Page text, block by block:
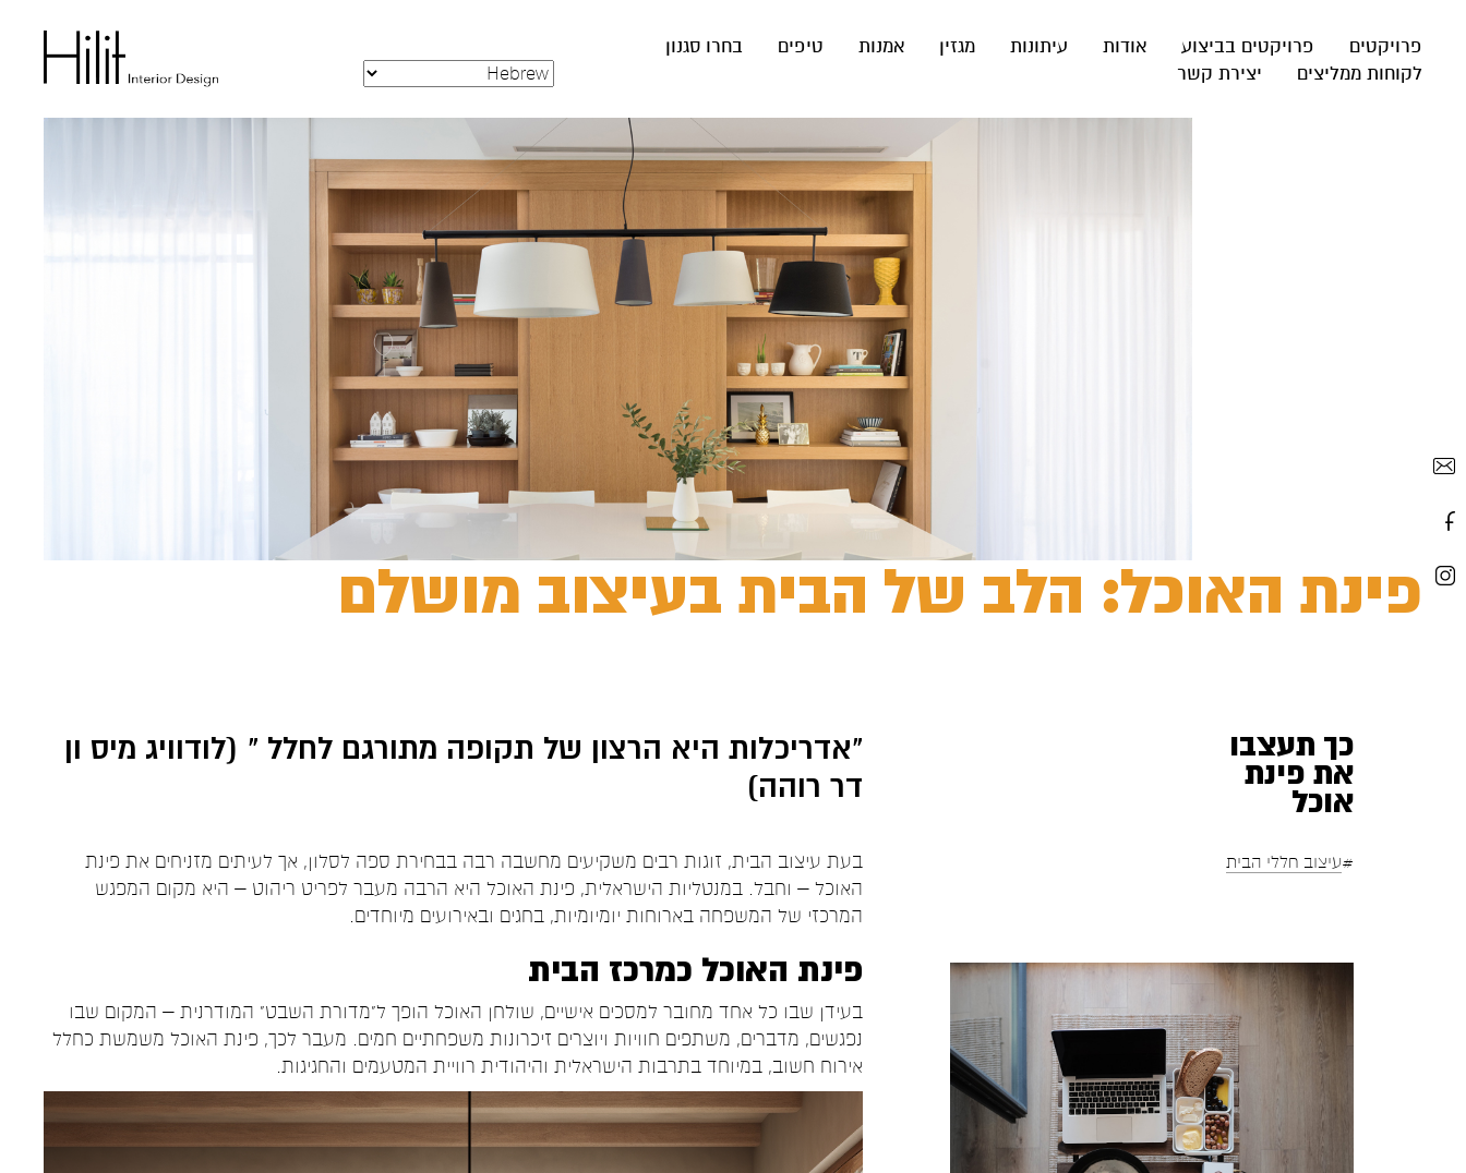
פרויקטים פרויקטים בביצוע אודות עיתונות מגזין אמנות טיפים
בחרו סגנון
לקוחות ממליצים
יצירת קשר
פינת האוכל: הלב של הבית בעיצוב מושלם
כך תעצבו
את פינת
אוכל
#עיצוב חללי הבית
"אדריכלות היא הרצון של תקופה מתורגם לחלל " (לודוויג מיס ון
דר רוהה)
בעת עיצוב הבית, זוגות רבים משקיעים מחשבה רבה בבחירת ספה לסלון, אך לעיתים מזניחים את פינת
האוכל – וחבל. במנטליות הישראלית, פינת האוכל היא הרבה מעבר לפריט ריהוט – היא מקום המפגש
המרכזי של המשפחה בארוחות יומיומיות, בחגים ובאירועים מיוחדים.
פינת האוכל כמרכז הבית
בעידן שבו כל אחד מחובר למסכים אישיים, שולחן האוכל הופך ל"מדורת השבט" המודרנית – המקום שבו
נפגשים, מדברים, משתפים חוויות ויוצרים זיכרונות משפחתיים חמים. מעבר לכך, פינת האוכל משמשת כחלל
אירוח חשוב, במיוחד בתרבות הישראלית והיהודית רוויית המטעמים והחגיגות.